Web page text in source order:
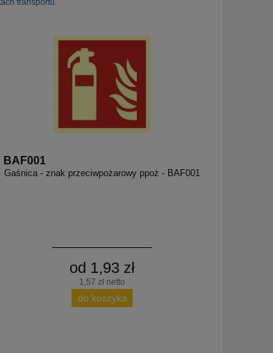
transportu.
BAF001
Gaśnica - znak przeciwpożarowy ppoż - BAF001
od 1,93 zł
1,57 zł netto
do koszyka